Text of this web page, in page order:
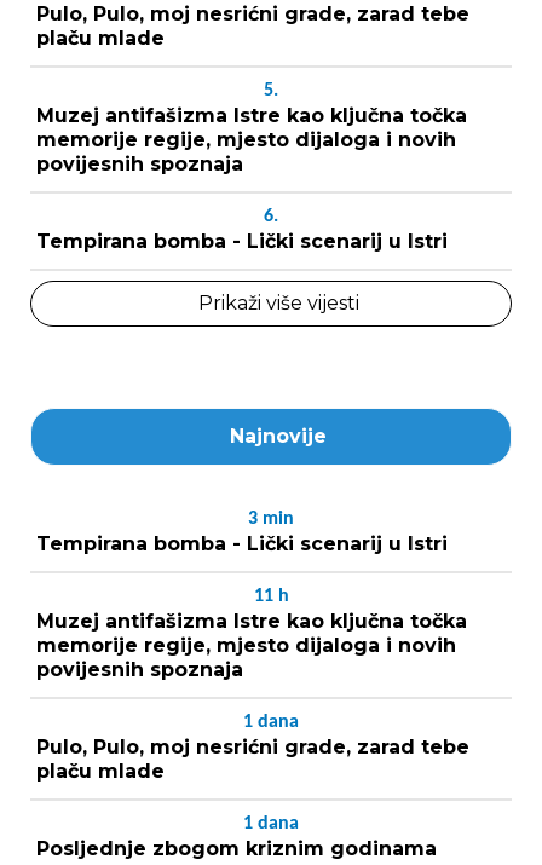
Pulo, Pulo, moj nesrićni grade, zarad tebe
plaču mlade
5.
Muzej antifašizma Istre kao ključna točka
memorije regije, mjesto dijaloga i novih
povijesnih spoznaja
6.
Tempirana bomba - Lički scenarij u Istri
Prikaži više vijesti
Najnovije
3 min
Tempirana bomba - Lički scenarij u Istri
11 h
Muzej antifašizma Istre kao ključna točka
memorije regije, mjesto dijaloga i novih
povijesnih spoznaja
1 dana
Pulo, Pulo, moj nesrićni grade, zarad tebe
plaču mlade
1 dana
Posljednje zbogom kriznim godinama